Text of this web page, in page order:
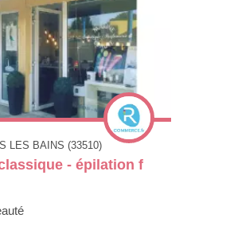
LES BAINS (33510)
- épilation f